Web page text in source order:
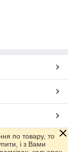
по товару, то
і з Вами